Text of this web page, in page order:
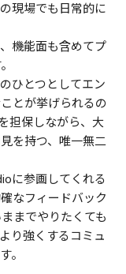
現場でも日常的に
機能面も含めてプ
ひとつとしてエン
とが挙げられるの
担保しながら、大
を持つ、唯一無二
に参画してくれる
なフィードバック
までやりたくても
り強くするコミュ
。